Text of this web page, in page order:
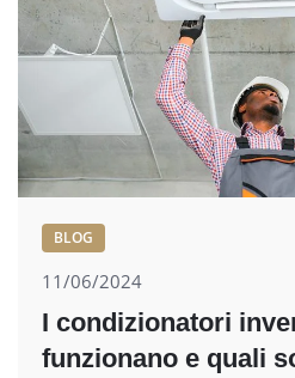
BLOG
11/06/2024
I condizionatori
funzionano e quali